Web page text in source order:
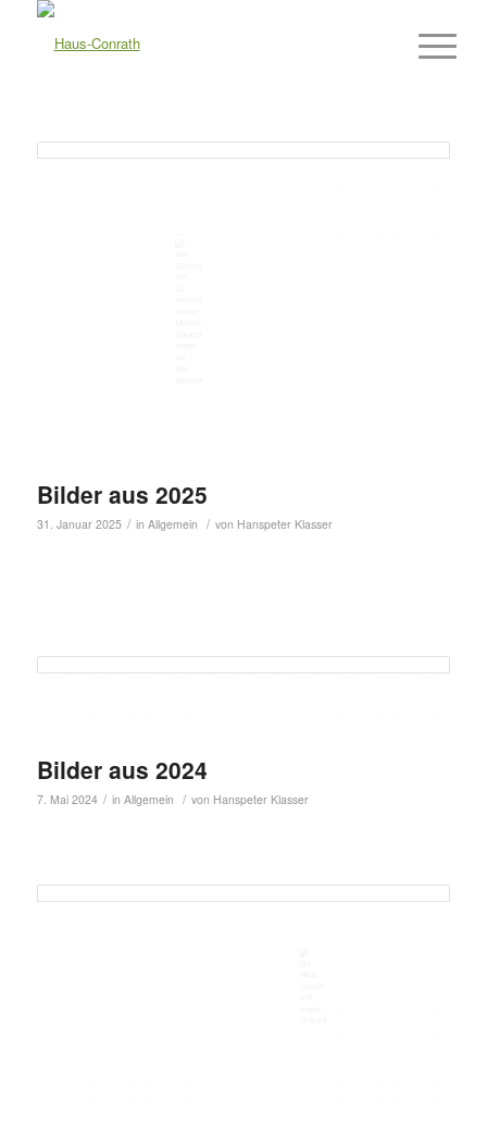
Bilder aus 2025
31. Januar 2025 / in Allgemein / von Hanspeter Klasser
Bilder aus 2024
7. Mai 2024 / in Allgemein / von Hanspeter Klasser